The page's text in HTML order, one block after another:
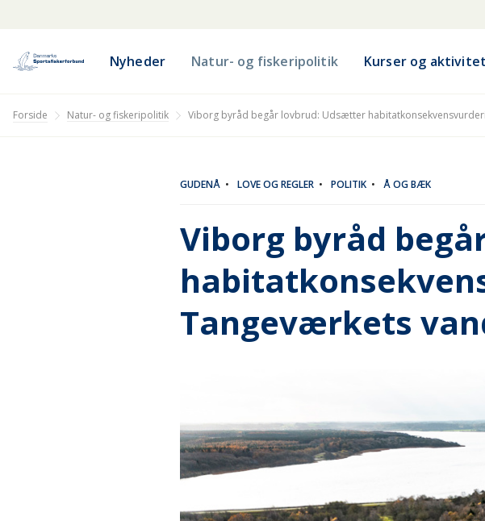
Nyheder Natur- og fiskeripolitik Kurser og
Forside Natur- og fiskeripolitik Viborg byråd begår lovbrud: Udsætter
GUDENÅ • LOVE OG REGLER • POLITIK • Å OG BÆK
Viborg byråd
Tangeværkets